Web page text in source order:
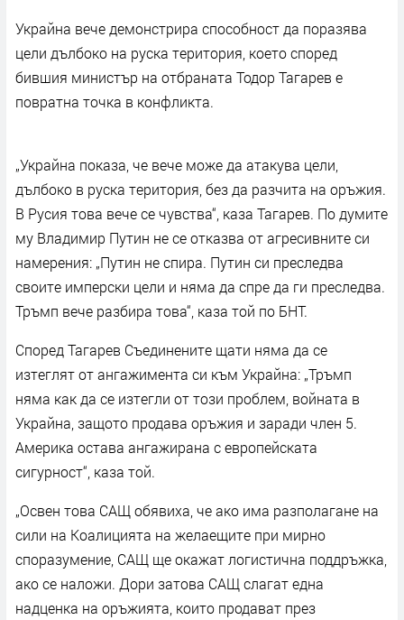
Украйна вече демонстрира способност да поразява
цели дълбоко на руска територия, което според
бившия министър на отбраната Тодор Тагарев е
повратна точка в конфликта.
„Украйна показа, че вече може да атакува цели,
дълбоко в руска територия, без да разчита на оръжия.
В Русия това вече се чувства“, каза Тагарев. По думите
му Владимир Путин не се отказва от агресивните си
намерения: „Путин не спира. Путин си преследва
своите имперски цели и няма да спре да ги преследва.
Тръмп вече разбира това“, каза той по БНТ.
Според Тагарев Съединените щати няма да се
изтеглят от ангажимента си към Украйна: „Тръмп
няма как да се изтегли от този проблем, войната в
Украйна, защото продава оръжия и заради член 5.
Америка остава ангажирана с европейската
сигурност“, каза той.
„Освен това САЩ обявиха, че ако има разполагане на
сили на Коалицията на желаещите при мирно
споразумение, САЩ ще окажат логистична поддръжка,
ако се наложи. Дори затова САЩ слагат една
надценка на оръжията, които продават през